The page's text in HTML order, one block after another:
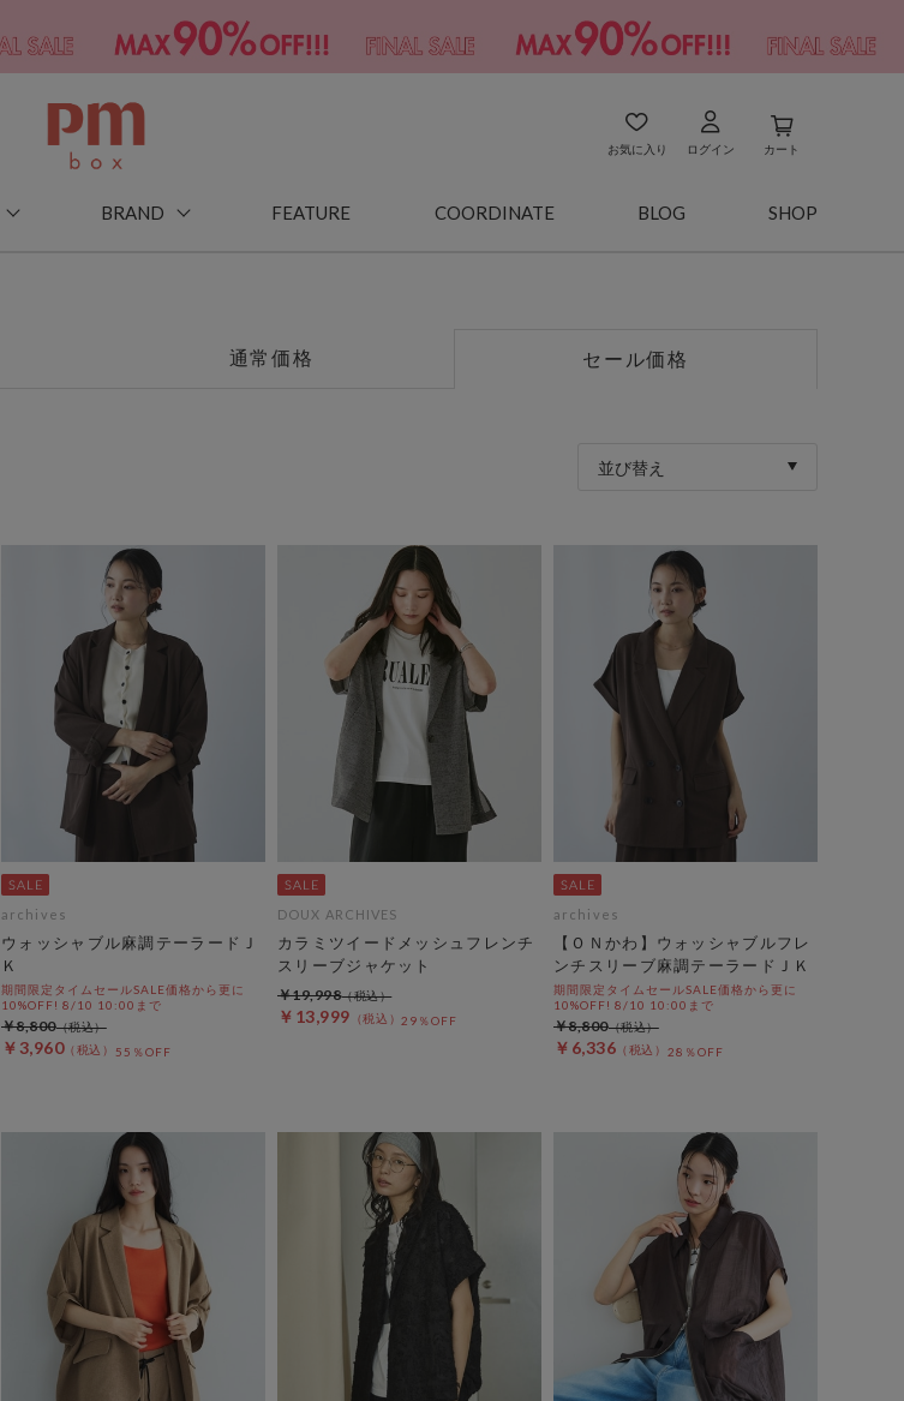
お気に入り ログイン カート
BRAND FEATURE COORDINATE BLOG SHOP
通常価格 セール価格
並び替え
archives
ウォッシャブル麻調テーラードＪ
Ｋ
期間限定タイムセールSALE価格から更に
10%OFF! 8/10 10:00まで
￥3,960 55％OFF
￥8,800
DOUX ARCHIVES
カラミツイードメッシュフレンチ
スリーブジャケット
￥13,999 29％OFF
￥19,998
archives
【ＯＮかわ】ウォッシャブルフレ
ンチスリーブ麻調テーラードＪＫ
期間限定タイムセールSALE価格から更に
10%OFF! 8/10 10:00まで
￥6,336 28％OFF
￥8,800